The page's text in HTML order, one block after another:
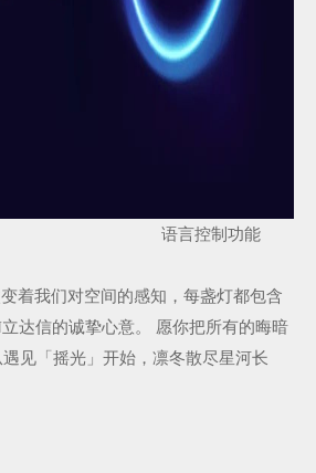
控制功能
我们对空间的感知，每盏灯都包含
立达信的诚挚心意。 愿你把所有的晦暗
见「摇光」开始，凛冬散尽星河长